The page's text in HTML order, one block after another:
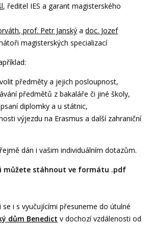
, ředitel IES a garant magisterského
, prof. Petr Janský adoc. Jozef
magisterských specializací
předměty a jejich posloupnost,
předmětů z bakaláře či jiné školy,
diplomky a u státnic,
výjezdu na Erasmus a další zahraniční
dán i vašim individuálním dotazům.
můžete stáhnout ve formátu .pdf
i s vyučujícími přesuneme do útulné
dům Benedict v dochozí vzdálenosti od